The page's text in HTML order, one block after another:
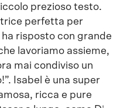
prezioso testo.
perfetta per
ha risposto con grande
lavoriamo assieme,
mai condiviso un
Isabel è una super
ricca e pure